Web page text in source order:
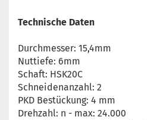
Technische Daten
Durchmesser: 15,4mm
Nuttiefe: 6mm
Schaft: HSK20C
Schneidenanzahl: 2
PKD Bestückung: 4 mm
Drehzahl: n - max: 24.000